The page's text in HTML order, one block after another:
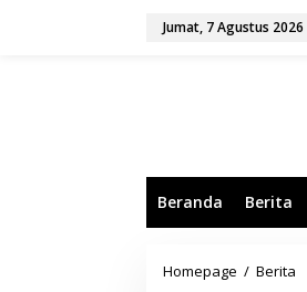
Jumat, 7 Agustus 2026
Beranda Berita
Homepage / Berita